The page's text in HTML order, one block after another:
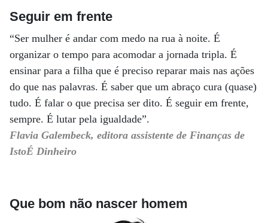
Seguir em frente
“Ser mulher é andar com medo na rua à noite. É
organizar o tempo para acomodar a jornada tripla. É
ensinar para a filha que é preciso reparar mais nas ações
do que nas palavras. É saber que um abraço cura (quase)
tudo. É falar o que precisa ser dito. É seguir em frente,
sempre. É lutar pela igualdade”.
Flavia Galembeck, editora assistente de Finanças de
IstoÉ Dinheiro
Que bom não nascer homem